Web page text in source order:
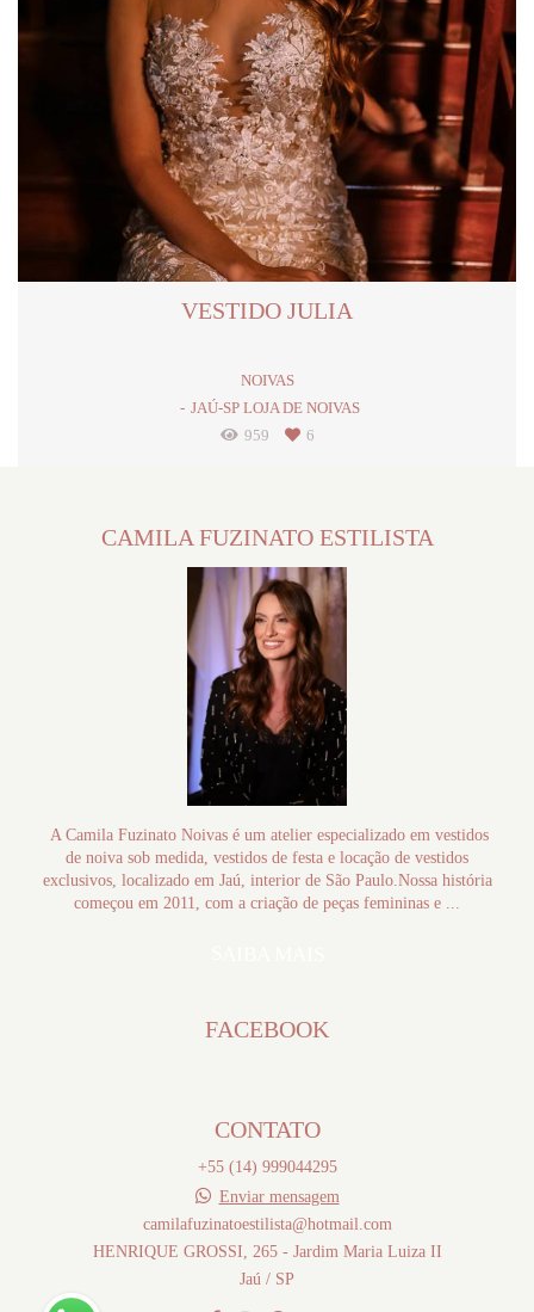
VESTIDO JULIA
NOIVAS
JAÚ-SP LOJA DE NOIVAS
959
6
CAMILA FUZINATO ESTILISTA
A Camila Fuzinato Noivas é um atelier especializado em vestidos
de noiva sob medida, vestidos de festa e locação de vestidos
exclusivos, localizado em Jaú, interior de São Paulo.Nossa história
começou em 2011, com a criação de peças femininas e ...
FACEBOOK
CONTATO
+55 (14) 999044295
Enviar mensagem
camilafuzinatoestilista@hotmail.com
HENRIQUE GROSSI, 265 - Jardim Maria Luiza II
Jaú / SP